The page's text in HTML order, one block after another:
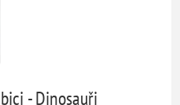
- Dinosauři